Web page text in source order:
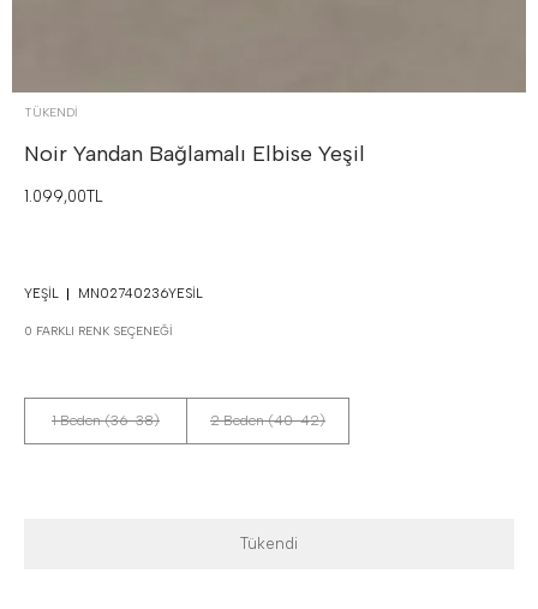
TÜKENDI
Noir Yandan Bağlamalı Elbise Yeşil
1.099,00TL
YEŞIL MN02740236YESIL
0 FARKLI RENK SEÇENEĞI
1 Beden (36-38) 2 Beden (40-42)
Tükendi